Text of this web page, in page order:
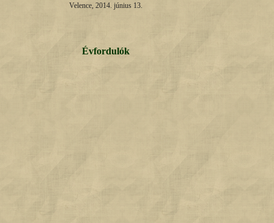
Velence, 2014. június 13.
Évfordulók